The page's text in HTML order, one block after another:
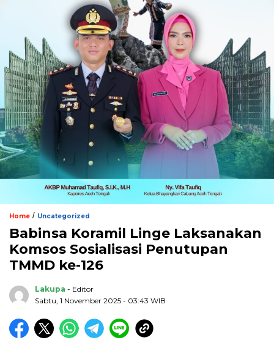
Home / Uncategorized
Babinsa Koramil Linge Laksanakan
Komsos Sosialisasi Penutupan
TMMD ke-126
Lakupa - Editor
Sabtu, 1 November 2025 - 03:43 WIB